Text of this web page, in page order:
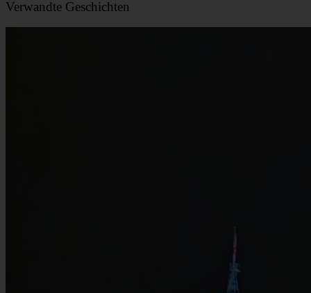
Verwandte Geschichten